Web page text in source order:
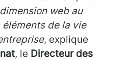
web au
de la vie
, explique
, le Directeur des